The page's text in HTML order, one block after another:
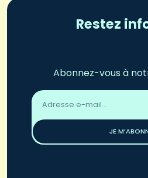
Restez
Abonnez-vous à
Adresse
email
JE